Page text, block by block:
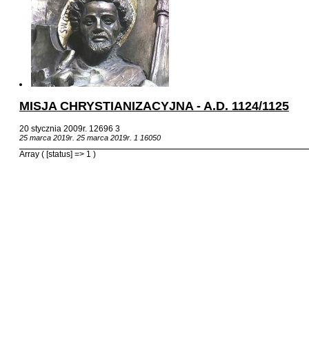
MISJA CHRYSTIANIZACYJNA - A.D. 1124/1125
20 stycznia 2009r. 12696 3
25 marca 2019r. 25 marca 2019r. 1 16050
Array ( [status] => 1 )